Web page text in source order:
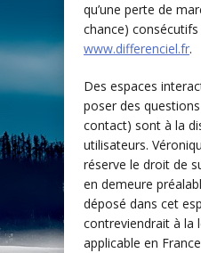
qu’une perte de
chance) consécutifs
www.differenciel.fr.
Des espaces
poser des questions
contact) sont à la
utilisateurs.
réserve le droit de
en demeure
déposé dans cet
contreviendrait à la
applicable en